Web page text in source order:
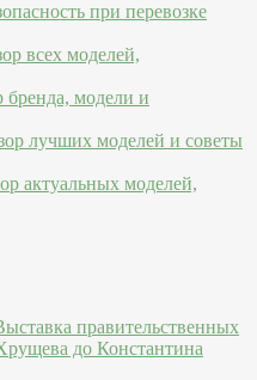
при перевозке
всех моделей,
модели и
лучших моделей и советы
актуальных моделей,
правительственных
до Константина